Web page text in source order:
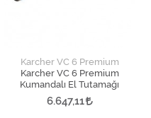
Karcher VC 6 Premium
Karcher VC 6 Premium
Kumandalı El Tutamağı
6.647,11